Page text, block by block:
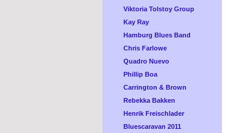
Viktoria Tolstoy Group
Kay Ray
Hamburg Blues Band
Chris Farlowe
Quadro Nuevo
Phillip Boa
Carrington & Brown
Rebekka Bakken
Henrik Freischlader
Bluescaravan 2011